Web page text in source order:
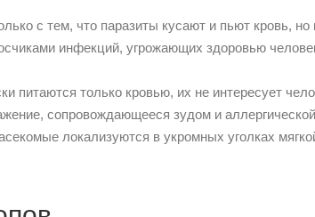
с тем, что паразиты кусают и пьют кровь,
инфекций, угрожающих здоровью
питаются только кровью, их не интересует
сопровождающееся зудом и
локализуются в укромных уголках